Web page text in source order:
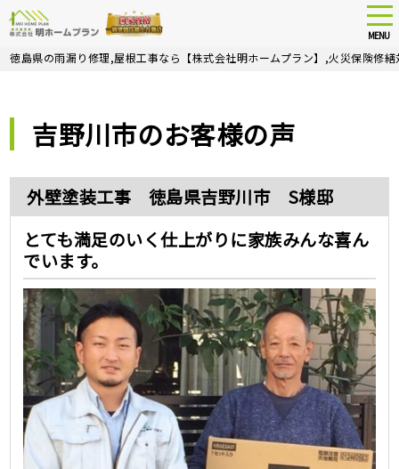
Skip
MENU
徳島県の雨漏り修理,屋根工事なら【株式会社明ホームプラン】,火災保険修繕
吉野川市のお客様の声
外壁塗装工事 徳島県吉野川市 S様邸
とても満足のいく仕上がりに家族みんな喜ん
でいます。